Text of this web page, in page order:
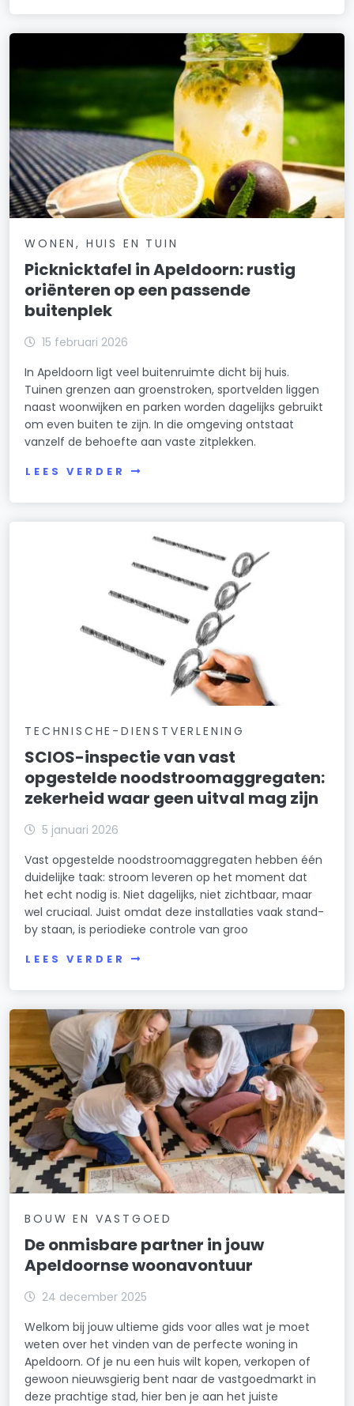
WONEN, HUIS EN TUIN
Picknicktafel in Apeldoorn: rustig
oriënteren op een passende
buitenplek
15 februari 2026
In Apeldoorn ligt veel buitenruimte dicht bij huis.
Tuinen grenzen aan groenstroken, sportvelden liggen
naast woonwijken en parken worden dagelijks gebruikt
om even buiten te zijn. In die omgeving ontstaat
vanzelf de behoefte aan vaste zitplekken.
LEES VERDER
TECHNISCHE-DIENSTVERLENING
SCIOS-inspectie van vast
opgestelde noodstroomaggregaten:
zekerheid waar geen uitval mag zijn
5 januari 2026
Vast opgestelde noodstroomaggregaten hebben één
duidelijke taak: stroom leveren op het moment dat
het echt nodig is. Niet dagelijks, niet zichtbaar, maar
wel cruciaal. Juist omdat deze installaties vaak stand-
by staan, is periodieke controle van groo
LEES VERDER
BOUW EN VASTGOED
De onmisbare partner in jouw
Apeldoornse woonavontuur
24 december 2025
Welkom bij jouw ultieme gids voor alles wat je moet
weten over het vinden van de perfecte woning in
Apeldoorn. Of je nu een huis wilt kopen, verkopen of
gewoon nieuwsgierig bent naar de vastgoedmarkt in
deze prachtige stad, hier ben je aan het juiste